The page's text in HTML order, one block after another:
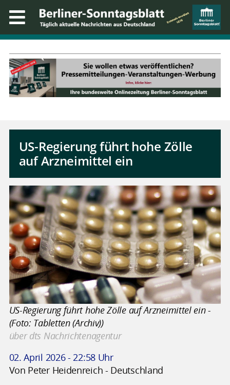
US-Regierung führt hohe Zölle
auf Arzneimittel ein
US-Regierung führt hohe Zölle auf Arzneimittel ein -
(Foto: Tabletten (Archiv))
über dts Nachrichtenagentur
02. April 2026 - 22:58 Uhr
Von Peter Heidenreich - Deutschland